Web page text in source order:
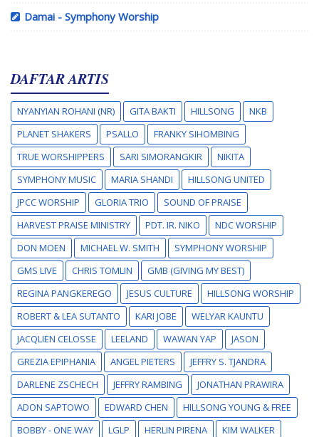
Damai - Symphony Worship
DAFTAR ARTIS
NYANYIAN ROHANI (NR) GITA BAKTI HILLSONG
NKB
PLANET SHAKERS
PSALLO
FRANKY SIHOMBING
TRUE WORSHIPPERS
SARI SIMORANGKIR
NIKITA
SYMPHONY MUSIC
MARIA SHANDI
HILLSONG UNITED
JPCC WORSHIP
GLORIA TRIO
SOUND OF PRAISE
HARVEST PRAISE MINISTRY
PDT. IR. NIKO
NDC WORSHIP
DON MOEN
MICHAEL W. SMITH
SYMPHONY WORSHIP
GMS LIVE
CHRIS TOMLIN
GMB (GIVING MY BEST)
REGINA PANGKEREGO
JESUS CULTURE
HILLSONG WORSHIP
ROBERT & LEA SUTANTO
KARI JOBE
WELYAR KAUNTU
JACQLIEN CELOSSE
LEELAND WAWAN YAP
JASON
GREZIA EPIPHANIA
ANGEL PIETERS
JEFFRY S. TJANDRA
DARLENE ZSCHECH
JEFFRY RAMBING
JONATHAN PRAWIRA
ADON SAPTOWO
EDWARD CHEN
HILLSONG YOUNG & FREE
BOBBY - ONE WAY
LGLP HERLIN PIRENA
KIM WALKER